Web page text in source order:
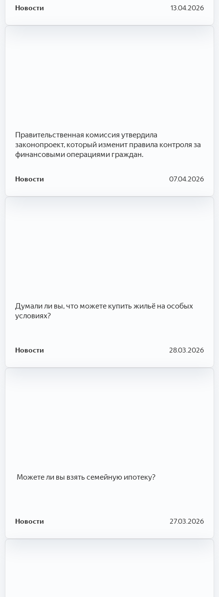
Новости 13.04.2026
Правительственная комиссия утвердила
законопроект, который изменит правила контроля за
финансовыми операциями граждан.
Новости 07.04.2026
Думали ли вы, что можете купить жильё на особых
условиях?
Новости 28.03.2026
​​​​​​​ Можете ли вы взять семейную ипотеку?
Новости 27.03.2026